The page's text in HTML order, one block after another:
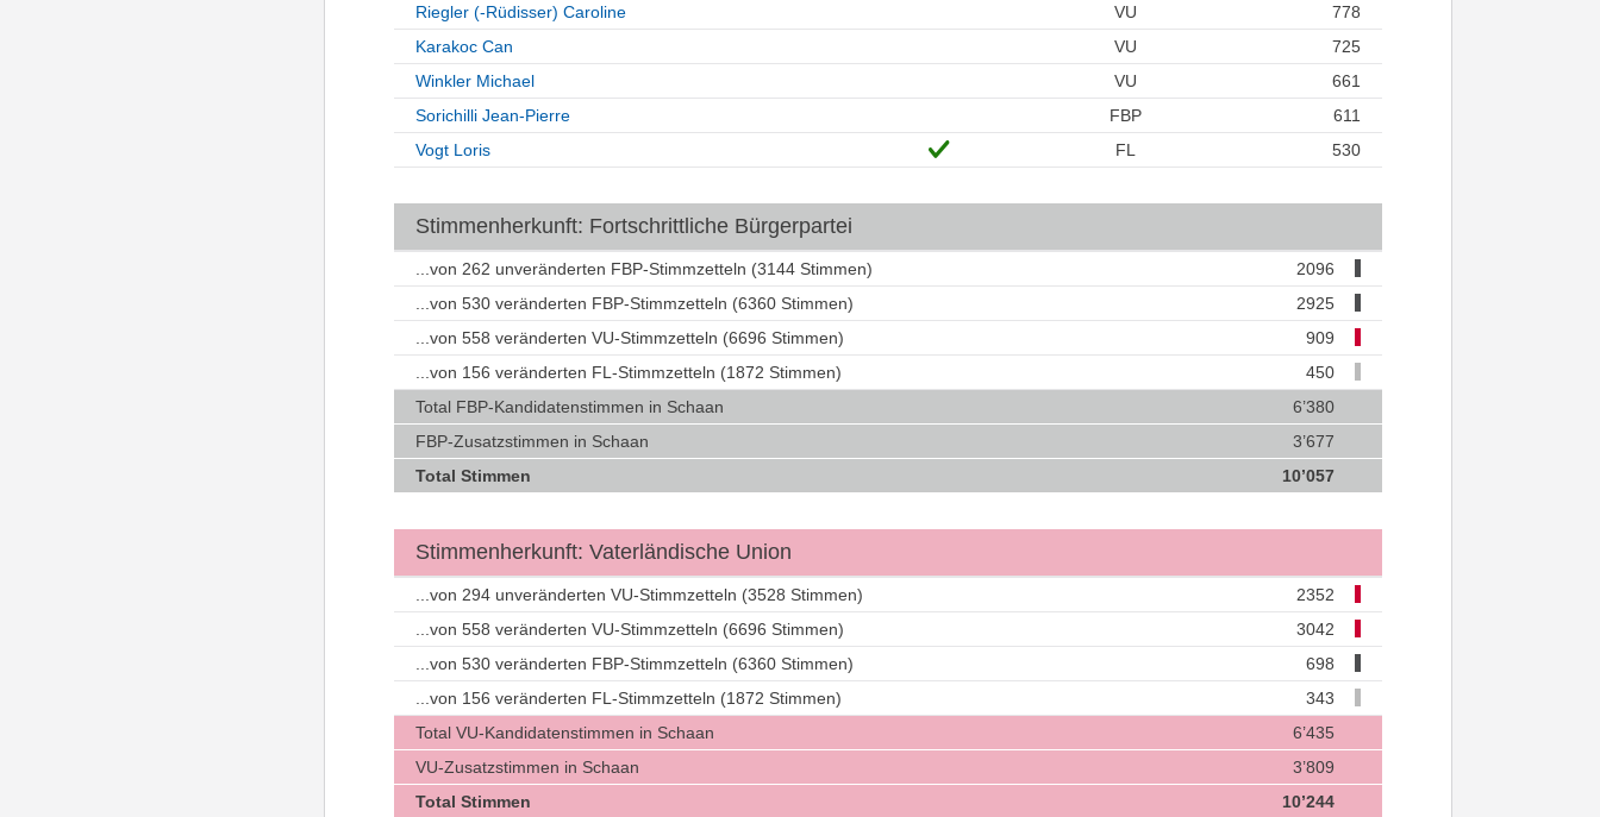
Riegler (-Rüdisser) Caroline
VU
778
Karakoc Can
VU
725
Winkler Michael
VU
661
Sorichilli Jean-Pierre
FBP
611
Vogt Loris
FL 530
Stimmenherkunft: Fortschrittliche Bürgerpartei
...von 262 unveränderten FBP-Stimmzetteln (3144 Stimmen)
2096
...von 530 veränderten FBP-Stimmzetteln (6360 Stimmen)
2925
...von 558 veränderten VU-Stimmzetteln (6696 Stimmen)
909
...von 156 veränderten FL-Stimmzetteln (1872 Stimmen)
450
Total FBP-Kandidatenstimmen in Schaan
6’380
FBP-Zusatzstimmen in Schaan
3’677
Total Stimmen
10’057
Stimmenherkunft: Vaterländische Union
...von 294 unveränderten VU-Stimmzetteln (3528 Stimmen)
2352
...von 558 veränderten VU-Stimmzetteln (6696 Stimmen)
3042
...von 530 veränderten FBP-Stimmzetteln (6360 Stimmen)
698
...von 156 veränderten FL-Stimmzetteln (1872 Stimmen)
343
Total VU-Kandidatenstimmen in Schaan
6’435
VU-Zusatzstimmen in Schaan
3’809
Total Stimmen
10’244